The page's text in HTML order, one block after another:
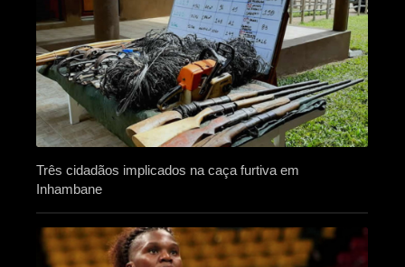
Três cidadãos implicados na caça furtiva em
Inhambane